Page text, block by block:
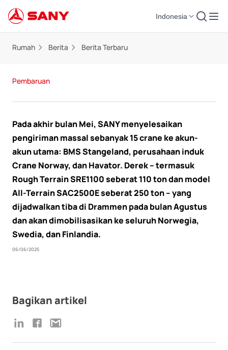
Indonesia
Rumah Berita Berita Terbaru
Pembaruan
Pada akhir bulan Mei, SANY menyelesaikan
pengiriman massal sebanyak 15 crane ke akun-
akun utama: BMS Stangeland, perusahaan induk
Crane Norway, dan Havator. Derek – termasuk
Rough Terrain SRE1100 seberat 110 ton dan model
All-Terrain SAC2500E seberat 250 ton – yang
dijadwalkan tiba di Drammen pada bulan Agustus
dan akan dimobilisasikan ke seluruh Norwegia,
Swedia, dan Finlandia.
06/06/2025
Bagikan artikel